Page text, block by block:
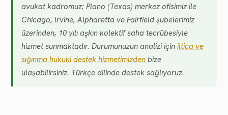
avukat kadromuz; Plano (Texas) merkez ofisimiz ile
Chicago, Irvine, Alpharetta ve Fairfield şubelerimiz
üzerinden, 10 yılı aşkın kolektif saha tecrübesiyle
hizmet sunmaktadır. Durumunuzun analizi için iltica ve
sığınma hukuki destek hizmetimizden bize
ulaşabilirsiniz. Türkçe dilinde destek sağlıyoruz.